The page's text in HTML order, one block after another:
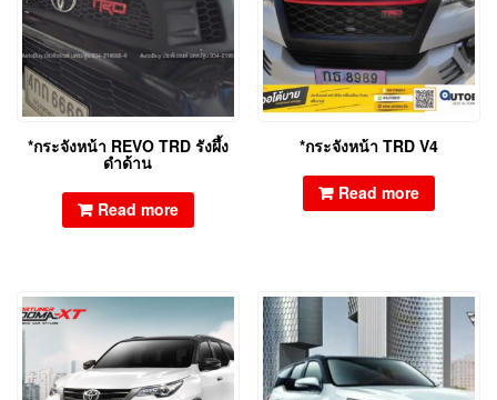
*กระจังหน้า REVO TRD รังผึ้ง
ดำด้าน
Read more
*กระจังหน้า TRD V4
Read more